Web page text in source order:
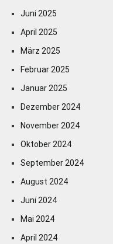
Juni 2025
April 2025
März 2025
Februar 2025
Januar 2025
Dezember 2024
November 2024
Oktober 2024
September 2024
August 2024
Juni 2024
Mai 2024
April 2024